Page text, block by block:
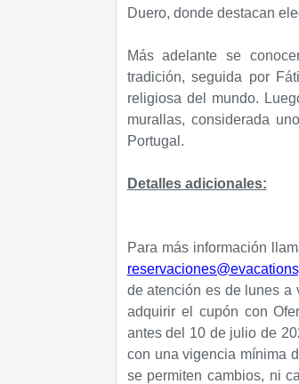
Duero, donde destacan
Más adelante se
tradición, seguida por
religiosa del mundo.
murallas, considerada
Portugal.
Detalles adicionales:
Para más información
de atención es de lunes a
adquirir el cupón con
antes del 10 de julio de
con una vigencia mínima
se permiten cambios, ni